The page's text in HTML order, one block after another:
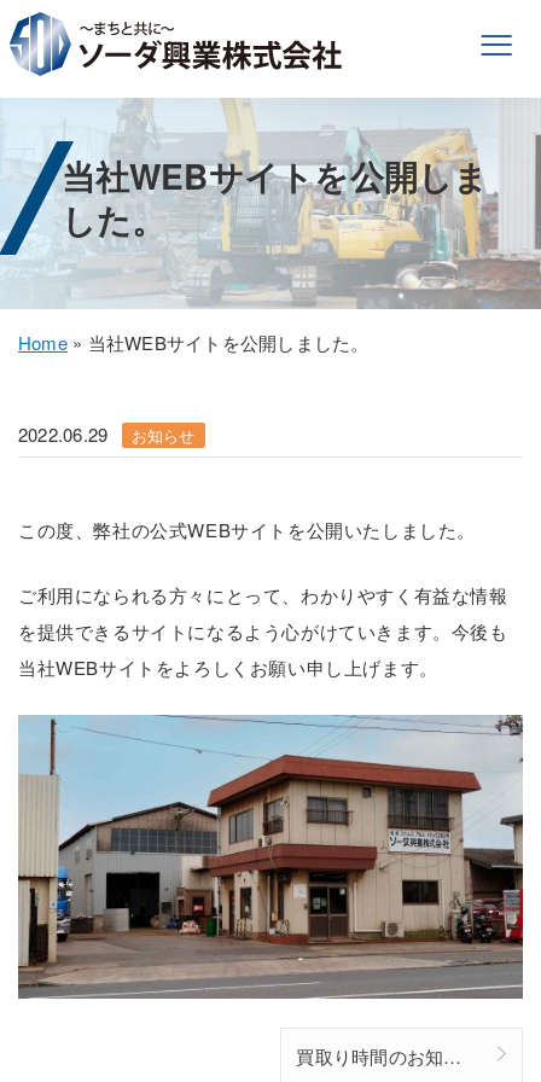
当社WEBサイトを公開しま
した。
Home» 当社WEBサイトを公開しました。
2022.06.29 お知らせ
この度、弊社の公式WEBサイトを公開いたしました。
ご利用になられる方々にとって、わかりやすく有益な情報
を提供できるサイトになるよう心がけていきます。今後も
当社WEBサイトをよろしくお願い申し上げます。
買取り時間のお知らせ